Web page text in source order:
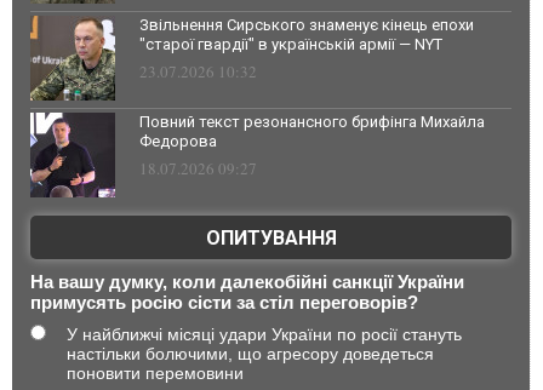
Звільнення Сирського знаменує кінець епохи
"старої гвардії" в українській армії — NYT
23.07.2026 10:32
Повний текст резонансного брифінга Михайла
Федорова
18.07.2026 09:27
ОПИТУВАННЯ
На вашу думку, коли далекобійні санкції України
примусять росію сісти за стіл переговорів?
У найближчі місяці удари України по росії стануть
настільки болючими, що агресору доведеться
поновити перемовини